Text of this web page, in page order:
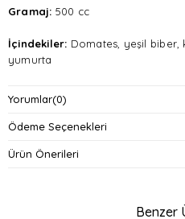
Gramaj: 500 cc
İçindekiler: Domates, yeşil biber,
yumurta
gram menemen karışımını
hazırlayabilirsiniz.
Saklama Koşulları:
Yorumlar(0)
Ödeme Seçenekleri
Ürün Önerileri
Benzer